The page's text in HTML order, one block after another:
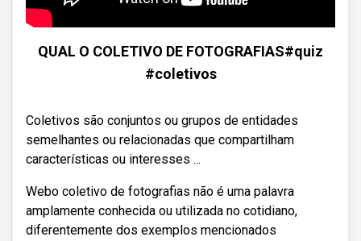
QUAL O COLETIVO DE FOTOGRAFIAS#quiz
#coletivos
Coletivos são conjuntos ou grupos de entidades
semelhantes ou relacionadas que compartilham
características ou interesses ...
Webo coletivo de fotografias não é uma palavra
amplamente conhecida ou utilizada no cotidiano,
diferentemente dos exemplos mencionados